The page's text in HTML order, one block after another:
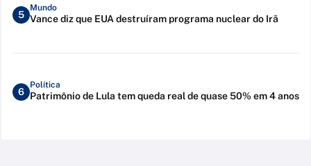
5
Mundo
Vance diz que EUA destruíram programa nuclear do Irã
6
Política
Patrimônio de Lula tem queda real de quase 50% em 4 anos